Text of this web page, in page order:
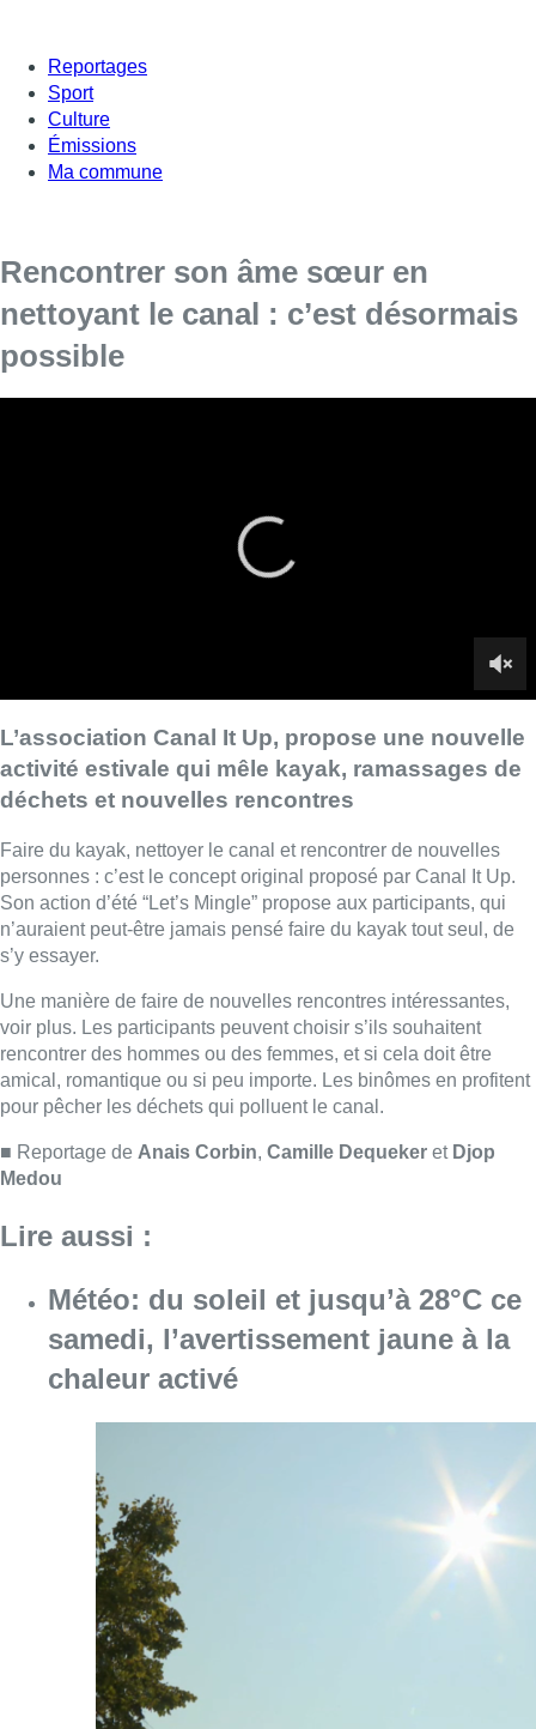
Reportages
Sport
Culture
Émissions
Ma commune
Rencontrer son âme sœur en
nettoyant le canal : c’est désormais
possible
Faire du kayak, nettoyer le canal et rencontrer de nouvelles
personnes : c’est le concept original proposé par Canal It Up.
Son action d’été “Let’s Mingle” propose aux participants, qui
Une manière de faire de nouvelles rencontres intéressantes,
voir plus. Les participants peuvent choisir s’ils souhaitent
rencontrer des hommes ou des femmes, et si cela doit être
amical, romantique ou si peu importe. Les binômes en profitent
pour pêcher les déchets qui polluent le canal.
Medou
Lire aussi :
Météo: du soleil et jusqu’à 28°C ce
samedi, l’avertissement jaune à la
chaleur activé
08 août 2026Consulter l'article "Météo: du soleil et
Coups de feu sur fond de “rivalité
amoureuse” à Uccle: une personne
blessée à la jambe